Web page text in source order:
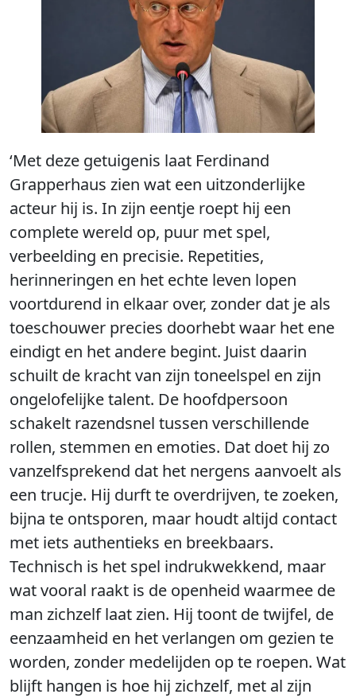
‘Met deze getuigenis laat Ferdinand
Grapperhaus zien wat een uitzonderlijke
acteur hij is. In zijn eentje roept hij een
complete wereld op, puur met spel,
verbeelding en precisie. Repetities,
herinneringen en het echte leven lopen
voortdurend in elkaar over, zonder dat je als
toeschouwer precies doorhebt waar het ene
eindigt en het andere begint. Juist daarin
schuilt de kracht van zijn toneelspel en zijn
ongelofelijke talent. De hoofdpersoon
schakelt razendsnel tussen verschillende
rollen, stemmen en emoties. Dat doet hij zo
vanzelfsprekend dat het nergens aanvoelt als
een trucje. Hij durft te overdrijven, te zoeken,
bijna te ontsporen, maar houdt altijd contact
met iets authentieks en breekbaars.
Technisch is het spel indrukwekkend, maar
wat vooral raakt is de openheid waarmee de
man zichzelf laat zien. Hij toont de twijfel, de
eenzaamheid en het verlangen om gezien te
worden, zonder medelijden op te roepen. Wat
blijft hangen is hoe hij zichzelf, met al zijn